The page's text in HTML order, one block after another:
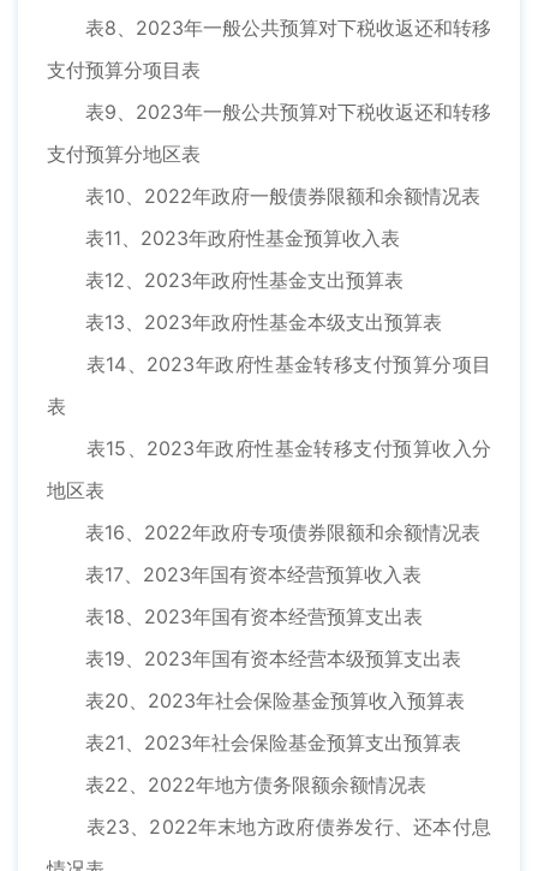
表8、2023年一般公共预算对下税收返还和转移
支付预算分项目表
表9、2023年一般公共预算对下税收返还和转移
支付预算分地区表
表10、2022年政府一般债券限额和余额情况表
表11、2023年政府性基金预算收入表
表12、2023年政府性基金支出预算表
表13、2023年政府性基金本级支出预算表
表14、2023年政府性基金转移支付预算分项目
表
表15、2023年政府性基金转移支付预算收入分
地区表
表16、2022年政府专项债券限额和余额情况表
表17、2023年国有资本经营预算收入表
表18、2023年国有资本经营预算支出表
表19、2023年国有资本经营本级预算支出表
表20、2023年社会保险基金预算收入预算表
表21、2023年社会保险基金预算支出预算表
表22、2022年地方债务限额余额情况表
表23、2022年末地方政府债券发行、还本付息